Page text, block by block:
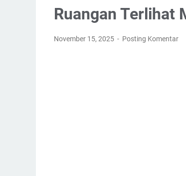
Ruangan Terlihat
November 15, 2025 Posting Komentar